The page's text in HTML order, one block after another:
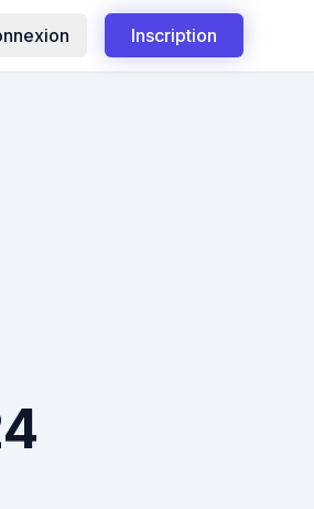
Inscription